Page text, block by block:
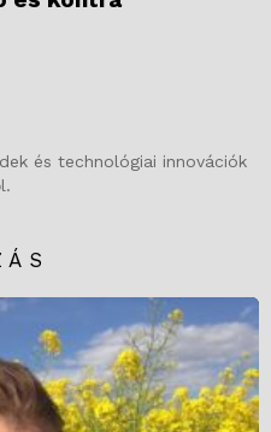
és technológiai innovációk